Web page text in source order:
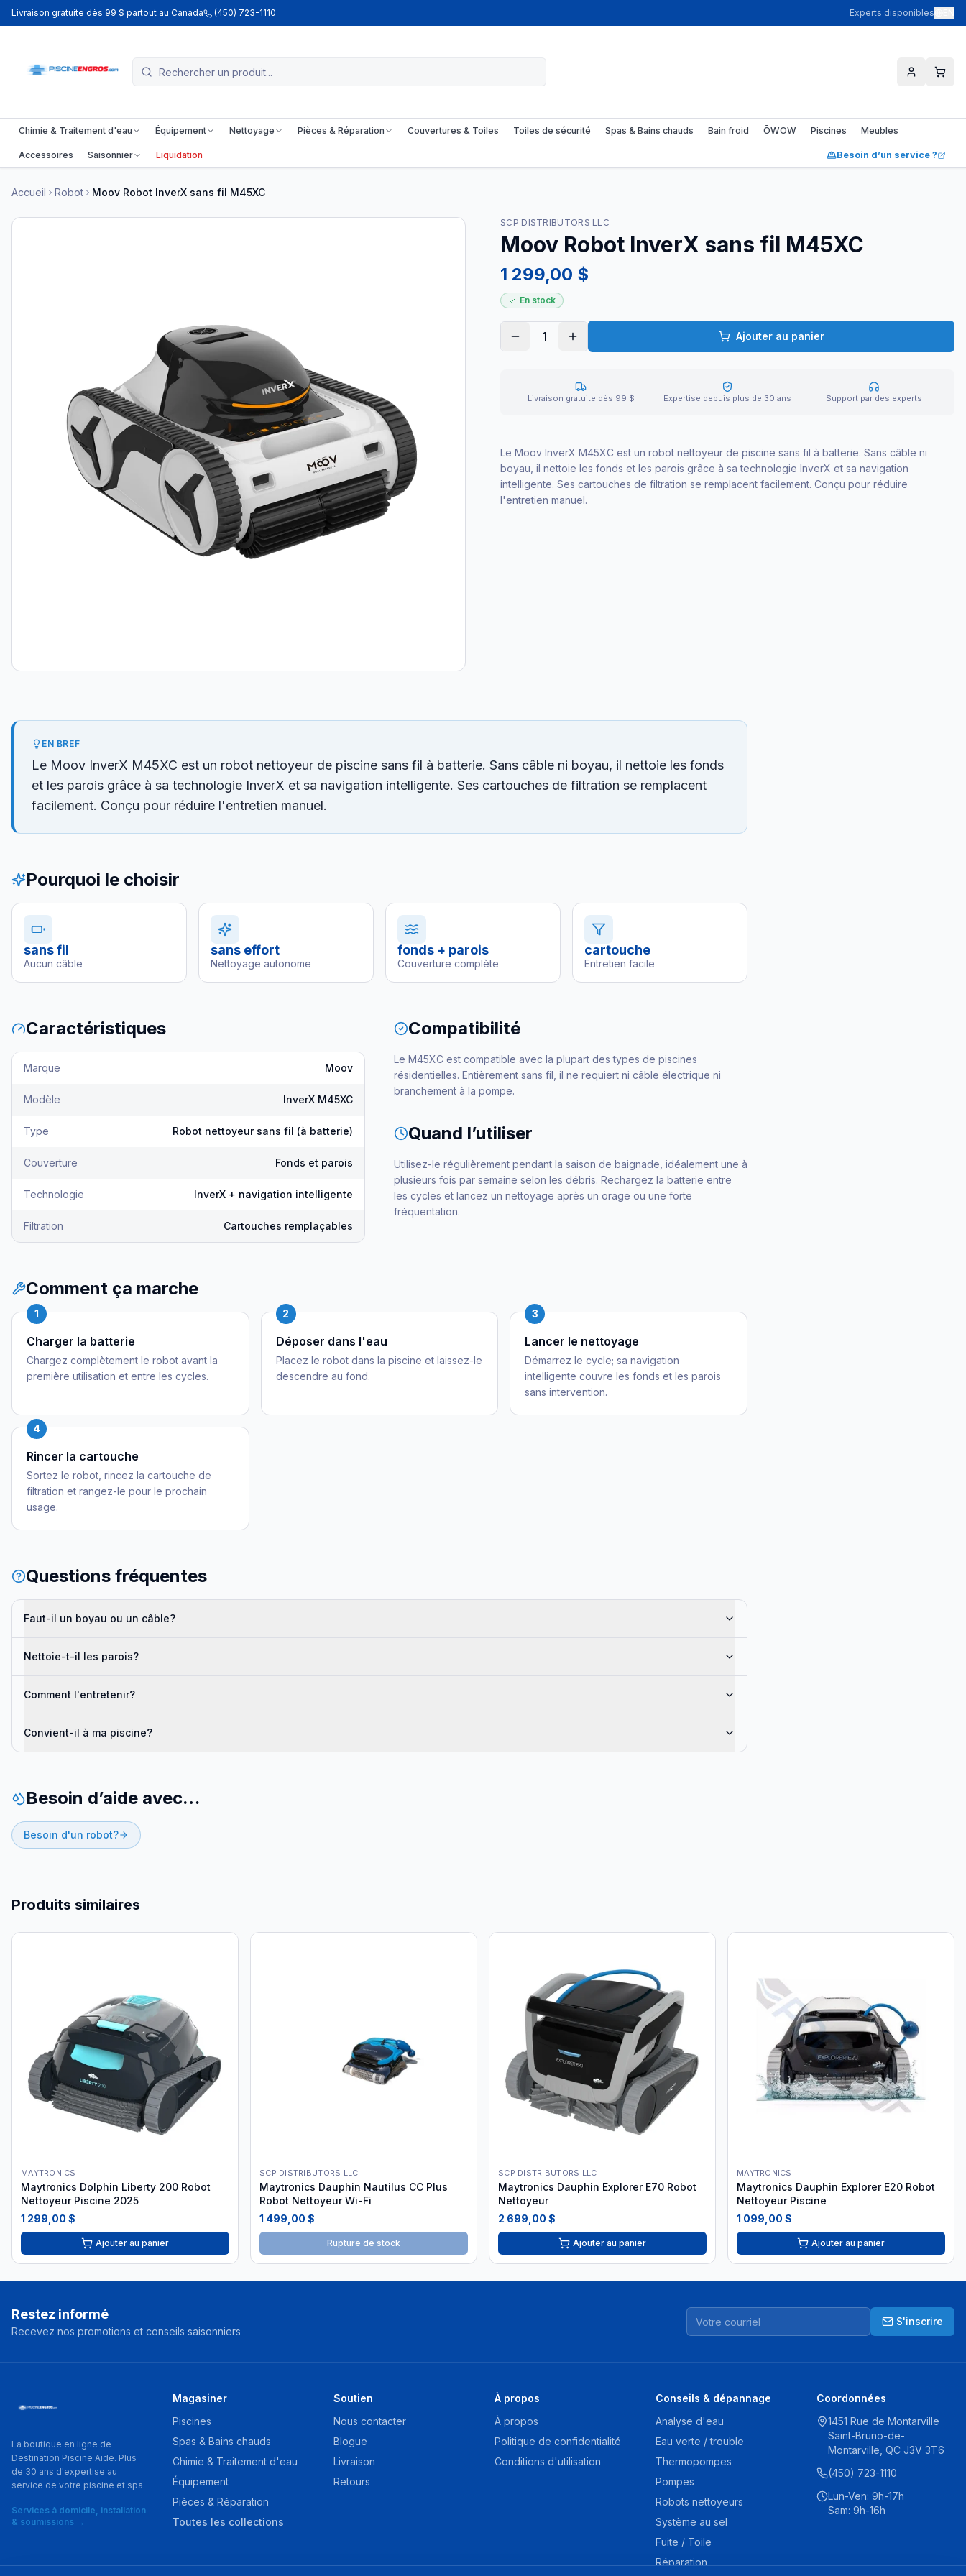
Livraison gratuite dès 99 $ partout au Canada (450) 723-1110 Experts disponibles
Chimie & Traitement d'eau Équipement Nettoyage Pièces & Réparation Couvertures & Toiles Toiles de sécurité Spas & Bains chauds Bain froid ŌWOW Piscines Meubles
Accessoires Saisonnier Liquidation Besoin d’un service ?
Accueil Robot Moov Robot InverX sans fil M45XC
SCP DISTRIBUTORS LLC
Moov Robot InverX sans fil M45XC
1 299,00 $
En stock
1 Ajouter au panier
Livraison gratuite dès 99 $ Expertise depuis plus de 30 ans Support par des experts
Le Moov InverX M45XC est un robot nettoyeur de piscine sans fil à batterie. Sans câble ni
boyau, il nettoie les fonds et les parois grâce à sa technologie InverX et sa navigation
intelligente. Ses cartouches de filtration se remplacent facilement. Conçu pour réduire
l'entretien manuel.
EN BREF
Le Moov InverX M45XC est un robot nettoyeur de piscine sans fil à batterie. Sans câble ni boyau, il nettoie les fonds
et les parois grâce à sa technologie InverX et sa navigation intelligente. Ses cartouches de filtration se remplacent
facilement. Conçu pour réduire l'entretien manuel.
Pourquoi le choisir
sans fil
Aucun câble
sans effort
Nettoyage autonome
fonds + parois
Couverture complète
cartouche
Entretien facile
Caractéristiques
Marque Moov
Modèle InverX M45XC
Type Robot nettoyeur sans fil (à batterie)
Couverture Fonds et parois
Technologie InverX + navigation intelligente
Filtration Cartouches remplaçables
Compatibilité
Le M45XC est compatible avec la plupart des types de piscines
résidentielles. Entièrement sans fil, il ne requiert ni câble électrique ni
branchement à la pompe.
Quand l’utiliser
Utilisez-le régulièrement pendant la saison de baignade, idéalement une à
plusieurs fois par semaine selon les débris. Rechargez la batterie entre
les cycles et lancez un nettoyage après un orage ou une forte
fréquentation.
Comment ça marche
1
Charger la batterie
Chargez complètement le robot avant la
première utilisation et entre les cycles.
2
Déposer dans l'eau
Placez le robot dans la piscine et laissez-le
descendre au fond.
3
Lancer le nettoyage
Démarrez le cycle; sa navigation
intelligente couvre les fonds et les parois
sans intervention.
4
Rincer la cartouche
Sortez le robot, rincez la cartouche de
filtration et rangez-le pour le prochain
usage.
Questions fréquentes
Faut-il un boyau ou un câble?
Nettoie-t-il les parois?
Comment l'entretenir?
Convient-il à ma piscine?
Besoin d’aide avec…
Besoin d'un robot?
Produits similaires
MAYTRONICS
Maytronics Dolphin Liberty 200 Robot
Nettoyeur Piscine 2025
1 299,00 $
Ajouter au panier
SCP DISTRIBUTORS LLC
Maytronics Dauphin Nautilus CC Plus
Robot Nettoyeur Wi-Fi
1 499,00 $
Rupture de stock
SCP DISTRIBUTORS LLC
Maytronics Dauphin Explorer E70 Robot
Nettoyeur
2 699,00 $
Ajouter au panier
MAYTRONICS
Maytronics Dauphin Explorer E20 Robot
Nettoyeur Piscine
1 099,00 $
Ajouter au panier
Restez informé
Recevez nos promotions et conseils saisonniers
S'inscrire
La boutique en ligne de
Destination Piscine Aide. Plus
de 30 ans d'expertise au
service de votre piscine et spa.
Services à domicile, installation
& soumissions →
Magasiner
Piscines
Spas & Bains chauds
Chimie & Traitement d'eau
Équipement
Pièces & Réparation
Toutes les collections
Soutien
Nous contacter
Blogue
Livraison
Retours
À propos
À propos
Politique de confidentialité
Conditions d'utilisation
Conseils & dépannage
Analyse d'eau
Eau verte / trouble
Thermopompes
Pompes
Robots nettoyeurs
Système au sel
Fuite / Toile
Réparation
Coordonnées
1451 Rue de Montarville
Saint-Bruno-de-
Montarville, QC J3V 3T6
(450) 723-1110
Lun-Ven: 9h-17h
Sam: 9h-16h